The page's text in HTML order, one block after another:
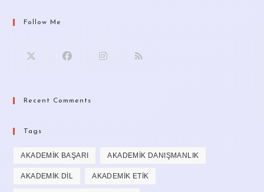
Follow Me
Recent Comments
Tags
AKADEMIK BAŞARI AKADEMIK DANIŞMANLIK
AKADEMIK DIL AKADEMIK ETIK